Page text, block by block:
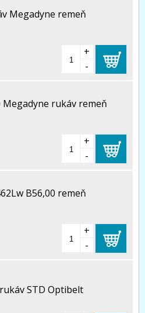
Megadyne remeň
+
-
Megadyne rukáv remeň
+
-
B56,00 remeň
+
-
STD Optibelt